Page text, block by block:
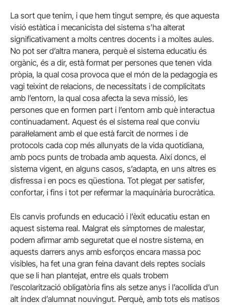
La sort que tenim, i que hem tingut sempre, és que aquesta
visió estàtica i mecanicista del sistema s’ha alterat
significativament a molts centres docents i a moltes aules.
No pot ser d’altra manera, perquè el sistema educatiu és
orgànic, és a dir, està format per persones que tenen vida
pròpia, la qual cosa provoca que el món de la pedagogia es
vagi teixint de relacions, de necessitats i de complicitats
amb l’entorn, la qual cosa afecta la seva missió, les
persones que en formen part i l’entorn amb què interactua
continuadament. Aquest és el sistema real que conviu
paral·lelament amb el que està farcit de normes i de
protocols cada cop més allunyats de la vida quotidiana,
amb pocs punts de trobada amb aquesta. Així doncs, el
sistema vigent, en alguns casos, s’adapta, en uns altres es
disfressa i en pocs es qüestiona. Tot plegat per satisfer,
confortar, i fins i tot per refermar la maquinària burocràtica.
Els canvis profunds en educació i l’èxit educatiu estan en
aquest sistema real. Malgrat els símptomes de malestar,
podem afirmar amb seguretat que el nostre sistema, en
aquests darrers anys amb esforços encara massa poc
visibles, ha fet una gran feina davant dels reptes socials
que se li han plantejat, entre els quals trobem
l’escolarització obligatòria fins als setze anys i l’acollida d’un
alt índex d’alumnat nouvingut. Perquè, amb tots els matisos